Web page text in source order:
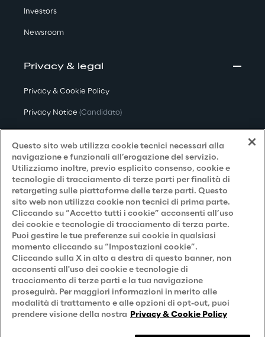
Investors
Newsroom
Privacy & legal
Privacy & Cookie Policy
Privacy Notice (Candidato)
Privacy Notice(Fornitore)
Privacy Notice (Marketing)
Accessibilità
Careers
Contacts
Questo sito web utilizza cookie tecnici necessari alla
navigazione e funzionali all’erogazione del servizio.
Utilizziamo inoltre, previo esplicito consenso, cookie e
tecnologie di tracciamento di terze parti per finalità di
retargeting sulle piattaforme delle terze parti. Questo
sito web non utilizza cookie non tecnici di prima parte.
Cliccando su “Accetto tutti i cookie” acconsenti all’uso
dei cookie e tecnologie di tracciamento di terza parte.
Puoi gestire le tue preferenze sui cookie in qualsiasi
momento cliccando su “Impostazioni cookie”.
Cliccando sulla X in alto a destra di questo banner, non
acconsenti all'uso dei cookie e tecnologie di
tracciamento di terze parti e la tua navigazione
proseguirà. Per maggiori informazioni in merito alle
modalità di trattamento e alle opzioni di opt-out, puoi
prendere visione della nostra Privacy & Cookie Policy